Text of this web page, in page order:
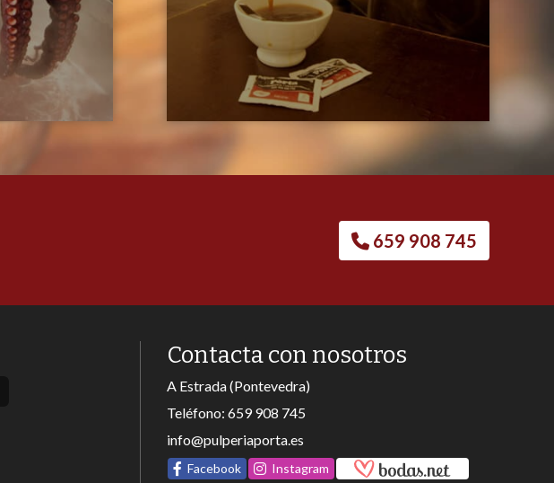
659 908 745
Contacta con nosotros
A Estrada (Pontevedra)
Teléfono:659 908 745
info@pulperiaporta.es
Facebook Instagram